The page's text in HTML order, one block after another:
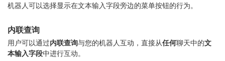
机器人可以选择显示在文本输入字段旁边的菜单按钮的行为。
内联查询
用户可以通过内联查询与您的机器人互动，直接从任何聊天中的文
本输入字段中进行互动。